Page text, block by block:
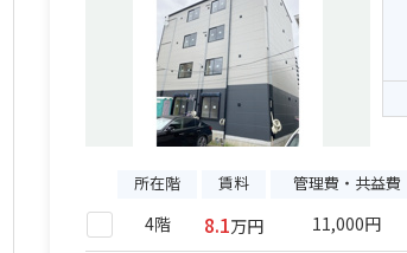
所在階 賃料 管理費・共益費
4階 8.1万円 11,000円